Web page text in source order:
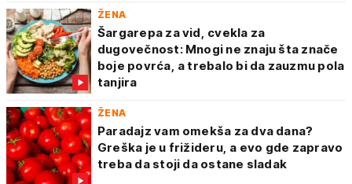
ŽENA
Šargarepa za vid, cvekla za
dugovečnost: Mnogi ne znaju šta znače
boje povrća, a trebalo bi da zauzmu pola
tanjira
ŽENA
Paradajz vam omekša za dva dana?
Greška je u frižideru, a evo gde zapravo
treba da stoji da ostane sladak